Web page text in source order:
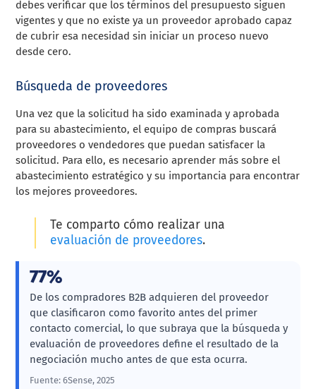
debes verificar que los términos del presupuesto siguen
vigentes y que no existe ya un proveedor aprobado capaz
de cubrir esa necesidad sin iniciar un proceso nuevo
desde cero.
Búsqueda de proveedores
Una vez que la solicitud ha sido examinada y aprobada
para su abastecimiento, el equipo de compras buscará
proveedores o vendedores que puedan satisfacer la
solicitud. Para ello, es necesario aprender más sobre el
abastecimiento estratégico y su importancia para encontrar
los mejores proveedores.
Te comparto cómo realizar una
evaluación de proveedores.
77%
De los compradores B2B adquieren del proveedor
que clasificaron como favorito antes del primer
contacto comercial, lo que subraya que la búsqueda y
evaluación de proveedores define el resultado de la
negociación mucho antes de que esta ocurra.
Fuente: 6Sense, 2025